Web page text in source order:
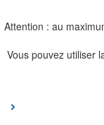
Attention : au
Vous pouvez utiliser